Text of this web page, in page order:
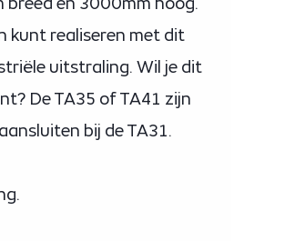
kunt realiseren met dit
uitstraling. Wil je dit
De TA35 of TA41 zijn
bij de TA31.